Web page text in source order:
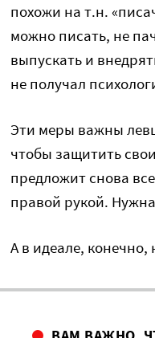
похожи на т.н.
можно писать, не
выпускать и
не получал
Эти меры важны
чтобы защитить
предложит снова
правой рукой.
А в идеале,